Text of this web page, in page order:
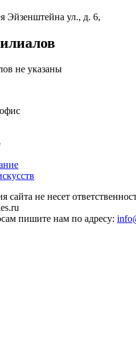
Эйзенштейна ул., д. 6,
не указаны
сайта не несет
пишите нам по адресу: